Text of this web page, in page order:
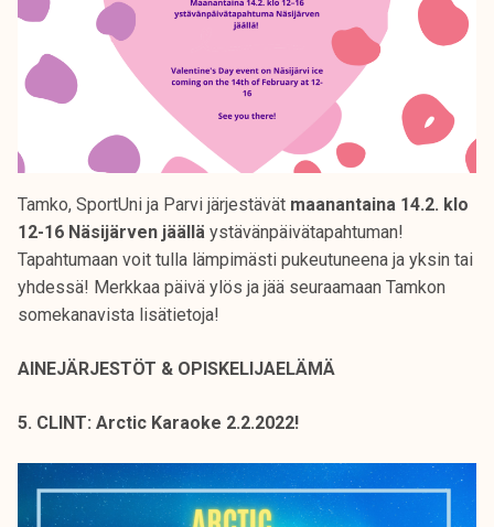
Tamko, SportUni ja Parvi järjestävät maanantaina 14.2. klo
12-16 Näsijärven jäällä ystävänpäivätapahtuman!
Tapahtumaan voit tulla lämpimästi pukeutuneena ja yksin tai
yhdessä! Merkkaa päivä ylös ja jää seuraamaan Tamkon
somekanavista lisätietoja!
AINEJÄRJESTÖT & OPISKELIJAELÄMÄ
5. CLINT: Arctic Karaoke 2.2.2022!